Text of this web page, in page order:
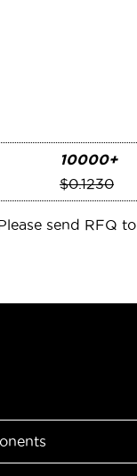
10000+
$0.1230
send RFQ to